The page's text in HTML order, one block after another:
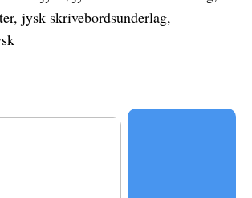
jysk skrivebordsunderlag,